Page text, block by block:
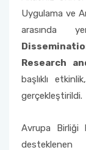
Uygulama ve
arasında
Research
başlıklı
gerçekleştirildi.
Avrupa Birliği
desteklenen
Eskişehir
Seramik Sergisi
ASPAG
Antalya -
Karma Sergisi
Muratpaşa
Dostluk Gezisi